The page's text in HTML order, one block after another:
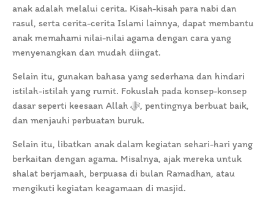
anak adalah melalui cerita. Kisah-kisah para nabi dan
rasul, serta cerita-cerita Islami lainnya, dapat membantu
anak memahami nilai-nilai agama dengan cara yang
menyenangkan dan mudah diingat.
Selain itu, gunakan bahasa yang sederhana dan hindari
istilah-istilah yang rumit. Fokuslah pada konsep-konsep
dasar seperti keesaan Allah ﷻ, pentingnya berbuat baik,
dan menjauhi perbuatan buruk.
Selain itu, libatkan anak dalam kegiatan sehari-hari yang
berkaitan dengan agama. Misalnya, ajak mereka untuk
shalat berjamaah, berpuasa di bulan Ramadhan, atau
mengikuti kegiatan keagamaan di masjid.